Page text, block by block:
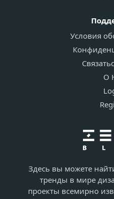
Здесь вы можете
тренды в мире
проекты всемирно
Условия
О